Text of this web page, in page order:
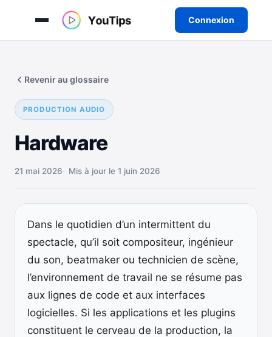
Connexion
contenu
PRODUCTION AUDIO
Hardware
Revenir au glossaire
21 mai 2026 Mis à jour le 1 juin 2026
Dans le quotidien d’un intermittent du
spectacle, qu’il soit compositeur, ingénieur
du son, beatmaker ou technicien de scène,
l’environnement de travail ne se résume pas
aux lignes de code et aux interfaces
logicielles. Si les applications et les plugins
constituent le cerveau de la production, la